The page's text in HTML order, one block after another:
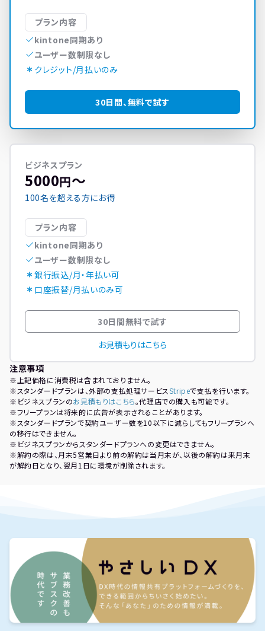
プラン内容
kintone同期あり
ユーザー数制限なし
クレジット/月払いのみ
30日間、無料で試す
ビジネスプラン
5000円〜
100名を超える方にお得
プラン内容
kintone同期あり
ユーザー数制限なし
銀行振込/月・年払い可
口座振替/月払いのみ可
30日間無料で試す
お見積もりはこちら
注意事項
※上記価格に消費税は含まれておりません。
※スタンダードプランは、外部の支払処理サービスStripeで支払を行います。
※ビジネスプランのお見積もりはこちら。代理店での購入も可能です。
※フリープランは将来的に広告が表示されることがあります。
※スタンダードプランで契約ユーザー数を10以下に減らしてもフリープランへ
の移行はできません。
※ビジネスプランからスタンダードプランへの変更はできません。
※解約の際は、月末5営業日より前の解約は当月末が、以後の解約は来月末
が解約日となり、翌月1日に環境が削除されます。